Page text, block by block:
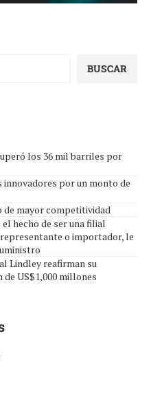
BUSCAR
los 36 mil barriles por
por un monto de
de mayor competitividad
hecho de ser una filial
o importador, le
Lindley reafirman su
US$1,000 millones